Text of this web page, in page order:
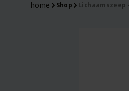
home Shop Lichaamszeep